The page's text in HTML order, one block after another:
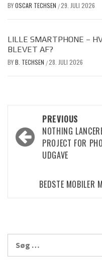
BYOSCAR TECHSEN /29. JULI 2026
LILLE SMARTPHONE –
BLEVET AF?
BYB. TECHSEN /28. JULI 2026
Post
navigation
PREVIOUS
NOTHING
PROJECT FOR
UDGAVE
BEDSTE MOBILER
efter: